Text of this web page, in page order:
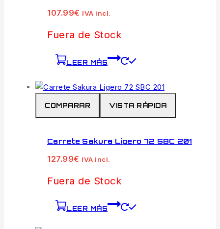
107.99€ IVA incl.
Fuera de Stock
LEER MÁS
COMPARAR VISTA RÁPIDA
Carrete Sakura Ligero 72 SBC 201
127.99€ IVA incl.
Fuera de Stock
LEER MÁS